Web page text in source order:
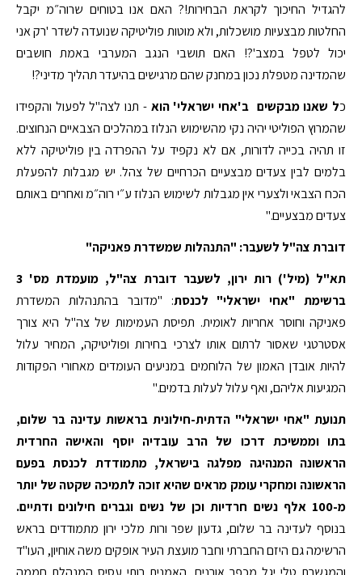
להגדיל החיכוך לקראת הבחירות!? האם אנו בטוחים שרוה״מ יקבל
החלטות מבצעיות מושכלות, ולא מוטות פוליטיקה שנועדה לשדר 'רק אני
יכול לטפל במצב'?! האם תושבי הנגב המערבי באמת חושבים
שהמדינה מטפלת נכון במחנק שהם מרגישים בהיעדר תהליך מדיני?!
כל שאנו מבקשים ב'אחי ישראלי' הוא - תנו לצה"ל לפעול והקפידו
שהמרוץ הפוליטי יהיה נקי מהשימוש הנלוז במהלכים הצבאיים הנחוצים.
זו תהיה בכייה לדורות, אם לא נקפיד על ההפרדה בין פוליטיקה ללא
בלמים לבין צעדים מבצעיים הכרחיים של צהל. יש מגבלות להפעלת
הכח הצבאי ולצערי אין מגבלות לשימוש הנלוז ע״י רוה״מ ואחרים באותם
צעדים מבצעיים."
דוברת צה"ל לשעבר: "התנהלות שמשדרת פאניקה"
תא"ל (מיל') רות ירון, לשעבר דוברת צה"ל, מועמדת מס' 3
ברשימת "אחי ישראלי" לכנסת: "מדובר בהתנהלות המשדרת
פאניקה וחוסר אחריות לאומית. תפיסת העמימות של צה"ל היא צורך
אסטרטגי שאסור לרתום אותו לצרכי בחירות ופוליטיקה, המחיר עלול
להיות אובדן האמון של הלוחמים במניעים העומדים מאחורי הפקודות
המגיעות אליהם, ואף עלול לעלות בדמים."
תנועת "אחי ישראלי" הדתית-חילונית בראשות עדינה בר שלום,
בתו וממשיכת דרכו של הרב עובדיה יוסף והאישה החרדית
הראשונה המנהיגה מפלגה בישראל, מתמודדת לכנסת בפעם
הראשונה ומחקרי עומק מראים שהיא זוכה לתמיכה שקטה של יותר
מ-100 אלף נשים חרדיות וכן של נשים וגברים חילונים ודתיים.
בנוסף לעדינה בר שלום, גדעון שפר ורות מלכי ירון מתמודדים בראש
הרשימה גם היזם החברתי וחבר מועצת העיר אופקים משה אוחיון, העו"ד